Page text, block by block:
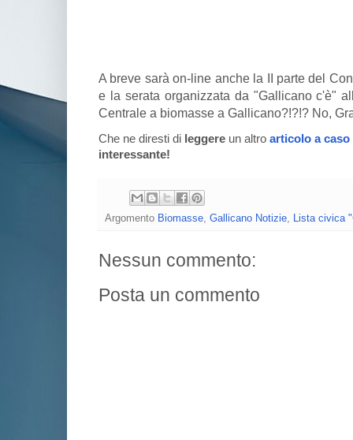
A breve sarà on-line anche la II parte del
e la serata organizzata da "Gallicano c'è"
Centrale a biomasse a Gallicano?!?!? No,
Che ne diresti di leggere un altro articolo a caso
interessante!
Argomento Biomasse, Gallicano Notizie, Lista civica
Nessun commento:
Posta un commento